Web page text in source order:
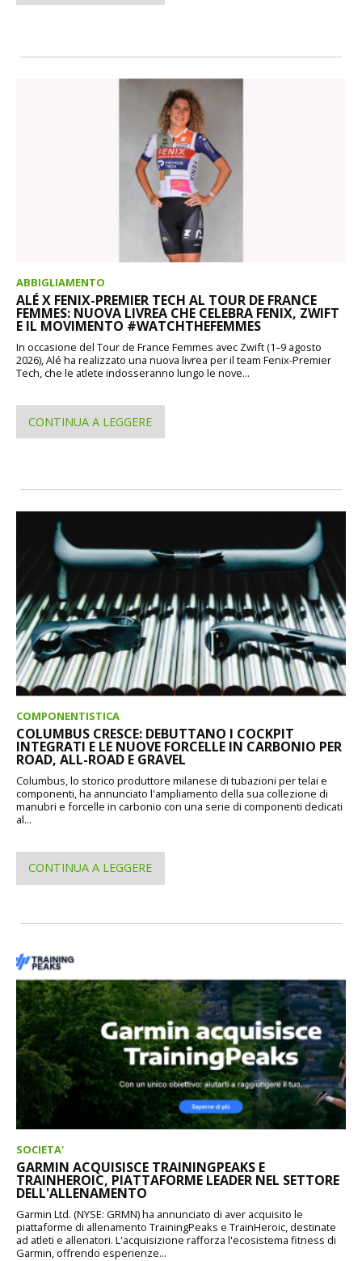
ABBIGLIAMENTO
ALÉ X FENIX-PREMIER TECH AL TOUR DE FRANCE
FEMMES: NUOVA LIVREA CHE CELEBRA FENIX, ZWIFT
E IL MOVIMENTO #WATCHTHEFEMMES
In occasione del Tour de France Femmes avec Zwift (1–9 agosto
2026), Alé ha realizzato una nuova livrea per il team Fenix-Premier
Tech, che le atlete indosseranno lungo le nove...
CONTINUA A LEGGERE
COMPONENTISTICA
COLUMBUS CRESCE: DEBUTTANO I COCKPIT
INTEGRATI E LE NUOVE FORCELLE IN CARBONIO PER
ROAD, ALL-ROAD E GRAVEL
Columbus, lo storico produttore milanese di tubazioni per telai e
componenti, ha annunciato l'ampliamento della sua collezione di
manubri e forcelle in carbonio con una serie di componenti dedicati
al...
CONTINUA A LEGGERE
SOCIETA'
GARMIN ACQUISISCE TRAININGPEAKS E
TRAINHEROIC, PIATTAFORME LEADER NEL SETTORE
DELL'ALLENAMENTO
Garmin Ltd. (NYSE: GRMN) ha annunciato di aver acquisito le
piattaforme di allenamento TrainingPeaks e TrainHeroic, destinate
ad atleti e allenatori. L'acquisizione rafforza l'ecosistema fitness di
Garmin, offrendo esperienze...